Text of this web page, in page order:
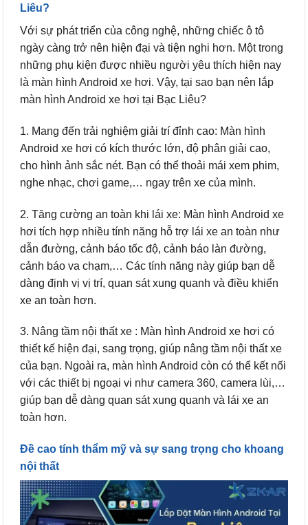
Liêu?
Với sự phát triển của công nghệ, những chiếc ô tô
ngày càng trở nên hiện đại và tiện nghi hơn. Một trong
những phụ kiện được nhiều người yêu thích hiện nay
là màn hình Android xe hơi. Vậy, tại sao bạn nên lắp
màn hình Android xe hơi tại Bạc Liêu?
1. Mang đến trải nghiệm giải trí đỉnh cao: Màn hình
Android xe hơi có kích thước lớn, độ phân giải cao,
cho hình ảnh sắc nét. Bạn có thể thoải mái xem phim,
nghe nhạc, chơi game,… ngay trên xe của mình.
2. Tăng cường an toàn khi lái xe: Màn hình Android xe
hơi tích hợp nhiều tính năng hỗ trợ lái xe an toàn như
dẫn đường, cảnh báo tốc độ, cảnh báo làn đường,
cảnh báo va chạm,… Các tính năng này giúp bạn dễ
dàng định vị vị trí, quan sát xung quanh và điều khiển
xe an toàn hơn.
3. Nâng tầm nội thất xe : Màn hình Android xe hơi có
thiết kế hiện đại, sang trọng, giúp nâng tầm nội thất xe
của bạn. Ngoài ra, màn hình Android còn có thể kết nối
với các thiết bị ngoại vi như camera 360, camera lùi,…
giúp bạn dễ dàng quan sát xung quanh và lái xe an
toàn hơn.
Đề cao tính thẩm mỹ và sự sang trọng cho khoang
nội thất